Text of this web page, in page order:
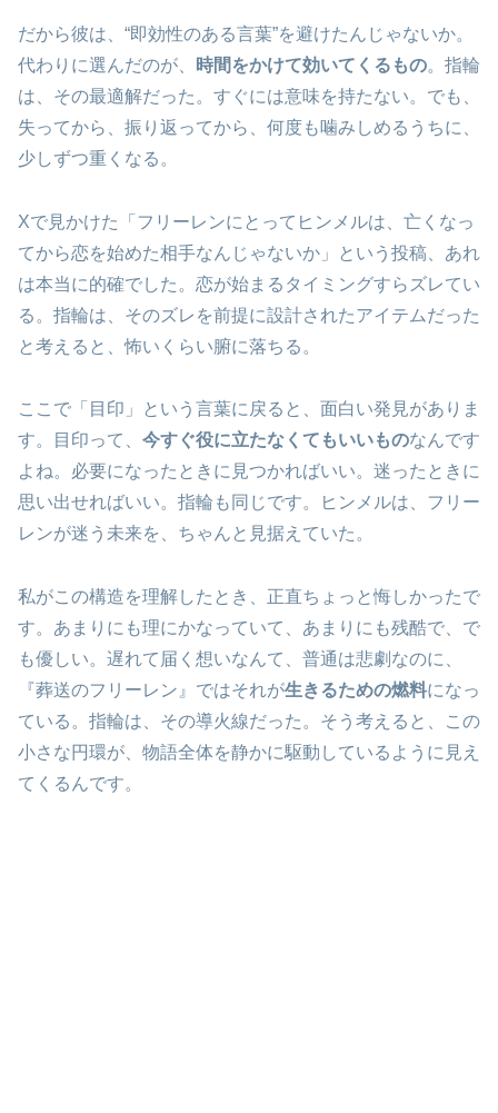
だから彼は、“即効性のある言葉”を避けたんじゃないか。
代わりに選んだのが、
時間をかけて効いてくるもの。指輪
は、その最適解だった。すぐには意味を持たない。でも、
失ってから、振り返ってから、何度も噛みしめるうちに、
少しずつ重くなる。
Xで見かけた「フリーレンにとってヒンメルは、亡くなっ
てから恋を始めた相手なんじゃないか」という投稿、あれ
は本当に的確でした。恋が始まるタイミングすらズレてい
る。指輪は、そのズレを前提に設計されたアイテムだった
と考えると、怖いくらい腑に落ちる。
ここで「目印」という言葉に戻ると、面白い発見がありま
す。目印って、 今すぐ役に立たなくてもいいものなんです
よね。必要になったときに見つかればいい。迷ったときに
思い出せればいい。指輪も同じです。ヒンメルは、フリー
レンが迷う未来を、ちゃんと見据えていた。
私がこの構造を理解したとき、正直ちょっと悔しかったで
す。あまりにも理にかなっていて、あまりにも残酷で、で
も優しい。遅れて届く想いなんて、普通は悲劇なのに、
『葬送のフリーレン』ではそれが生きるための燃料になっ
ている。指輪は、その導火線だった。そう考えると、この
小さな円環が、物語全体を静かに駆動しているように見え
てくるんです。